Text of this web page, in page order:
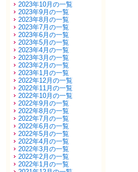
2023年10月の一覧
2023年9月の一覧
2023年8月の一覧
2023年7月の一覧
2023年6月の一覧
2023年5月の一覧
2023年4月の一覧
2023年3月の一覧
2023年2月の一覧
2023年1月の一覧
2022年12月の一覧
2022年11月の一覧
2022年10月の一覧
2022年9月の一覧
2022年8月の一覧
2022年7月の一覧
2022年6月の一覧
2022年5月の一覧
2022年4月の一覧
2022年3月の一覧
2022年2月の一覧
2022年1月の一覧